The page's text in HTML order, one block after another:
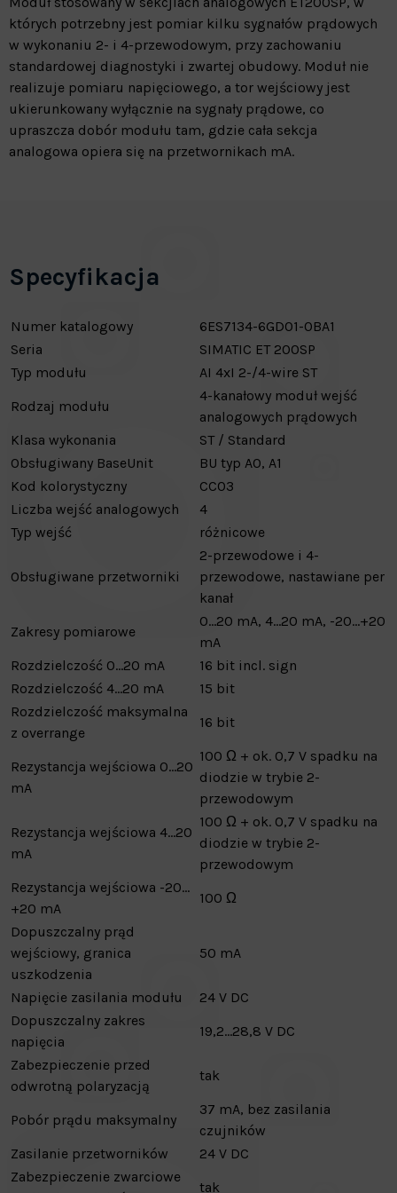
których potrzebny jest pomiar kilku sygnałów prądowych
w wykonaniu 2- i 4-przewodowym, przy zachowaniu
standardowej diagnostyki i zwartej obudowy. Moduł nie
realizuje pomiaru napięciowego, a tor wejściowy jest
ukierunkowany wyłącznie na sygnały prądowe, co
upraszcza dobór modułu tam, gdzie cała sekcja
analogowa opiera się na przetwornikach mA.
Specyfikacja
Numer katalogowy
6ES7134-6GD01-0BA1
Seria
SIMATIC ET 200SP
Typ modułu
AI 4xI 2-/4-wire ST
Rodzaj modułu
4-kanałowy moduł wejść
analogowych prądowych
Klasa wykonania
ST / Standard
Obsługiwany BaseUnit
BU typ A0, A1
Kod kolorystyczny
CC03
Liczba wejść analogowych
4
Typ wejść
różnicowe
Obsługiwane przetworniki
2-przewodowe i 4-
przewodowe, nastawiane per
kanał
Zakresy pomiarowe
0…20 mA, 4…20 mA, -20…+20
mA
Rozdzielczość 0…20 mA
16 bit incl. sign
Rozdzielczość 4…20 mA
15 bit
Rozdzielczość maksymalna
z overrange
16 bit
Rezystancja wejściowa 0…20
mA
100 Ω + ok. 0,7 V spadku na
diodzie w trybie 2-
przewodowym
Rezystancja wejściowa 4…20
mA
100 Ω + ok. 0,7 V spadku na
diodzie w trybie 2-
przewodowym
Rezystancja wejściowa -20…
+20 mA
100 Ω
Dopuszczalny prąd
wejściowy, granica
uszkodzenia
50 mA
Napięcie zasilania modułu
24 V DC
Dopuszczalny zakres
napięcia
19,2…28,8 V DC
Zabezpieczenie przed
odwrotną polaryzacją
tak
Pobór prądu maksymalny
37 mA, bez zasilania
czujników
Zasilanie przetworników
24 V DC
Zabezpieczenie zwarciowe
tak